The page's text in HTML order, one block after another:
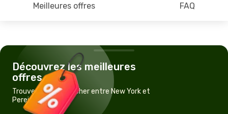
Meilleures offres FAQ
Découvrez les meilleures
offres
Trouvez un vol pas cher entre New York et
Pereira